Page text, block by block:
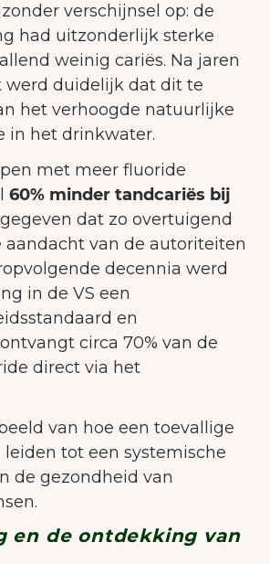
verschijnsel op: de
had uitzonderlijk sterke
weinig cariës. Na jaren
werd duidelijk dat dit te
het verhoogde natuurlijke
in het drinkwater.
met meer fluoride
60% minder tandcariës bij
dat zo overtuigend
aandacht van de autoriteiten
decennia werd
in de VS een
en
circa 70% van de
direct via het
van hoe een toevallige
tot een systemische
de gezondheid van
en de ontdekking van